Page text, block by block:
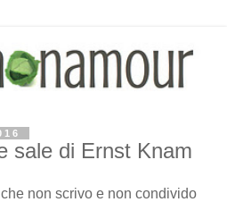
sale di Ernst Knam
non scrivo e non condivido